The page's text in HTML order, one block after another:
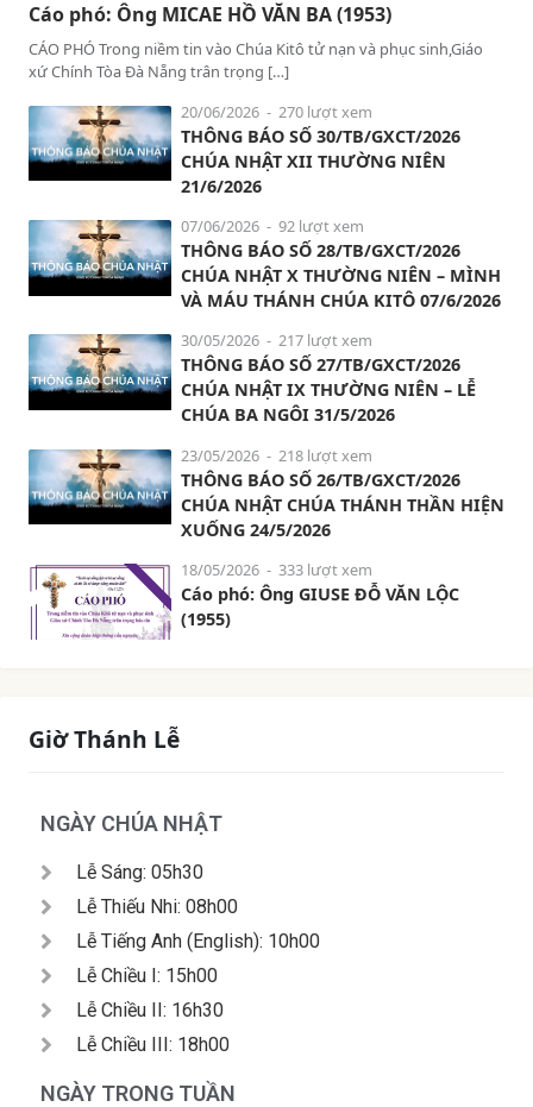
Cáo phó: Ông MICAE HỒ VĂN BA (1953)
CÁO PHÓ Trong niềm tin vào Chúa Kitô tử nạn và phục sinh,Giáo
xứ Chính Tòa Đà Nẵng trân trọng […]
20/06/2026 - 270 lượt xem
THÔNG BÁO SỐ 30/TB/GXCT/2026
CHÚA NHẬT XII THƯỜNG NIÊN
21/6/2026
07/06/2026 - 92 lượt xem
THÔNG BÁO SỐ 28/TB/GXCT/2026
CHÚA NHẬT X THƯỜNG NIÊN – MÌNH
VÀ MÁU THÁNH CHÚA KITÔ 07/6/2026
30/05/2026 - 217 lượt xem
THÔNG BÁO SỐ 27/TB/GXCT/2026
CHÚA NHẬT IX THƯỜNG NIÊN – LỄ
CHÚA BA NGÔI 31/5/2026
23/05/2026 - 218 lượt xem
THÔNG BÁO SỐ 26/TB/GXCT/2026
CHÚA NHẬT CHÚA THÁNH THẦN HIỆN
XUỐNG 24/5/2026
18/05/2026 - 333 lượt xem
Cáo phó: Ông GIUSE ĐỖ VĂN LỘC
(1955)
Giờ Thánh Lễ
NGÀY CHÚA NHẬT
Lễ Sáng: 05h30
Lễ Thiếu Nhi: 08h00
Lễ Tiếng Anh (English): 10h00
Lễ Chiều I: 15h00
Lễ Chiều II: 16h30
Lễ Chiều III: 18h00
NGÀY TRONG TUẦN